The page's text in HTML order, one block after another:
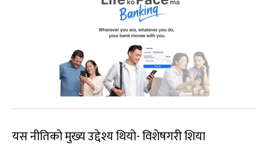
यस नीतिको मुख्य उद्देश्य थियो- विशेषगरी शिया